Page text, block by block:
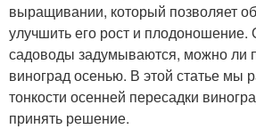
выращивании, который позволяет
улучшить его рост и плодоношение.
садоводы задумываются, можно ли
виноград осенью. В этой статье мы
тонкости осенней пересадки
принять решение.